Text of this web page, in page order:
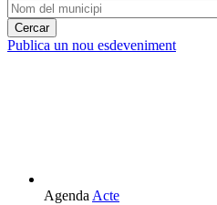
Publica un nou esdeveniment
AgendaActe